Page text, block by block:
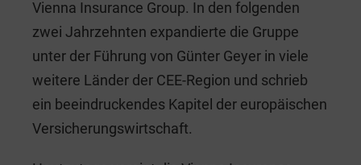
Vienna Insurance Group. In den folgenden
zwei Jahrzehnten expandierte die Gruppe
unter der Führung von Günter Geyer in viele
weitere Länder der CEE-Region und schrieb
ein beeindruckendes Kapitel der europäischen
Versicherungswirtschaft.